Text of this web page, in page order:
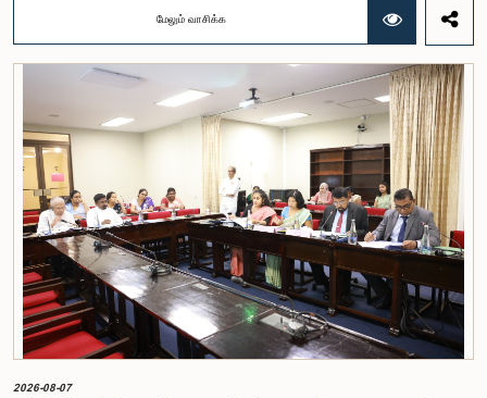
நிதி பற்றிய குழுக் கூட்டத்திலேயே இந்த அங்கீகாரம் வழங்கப்பட்டது.இலங்கை ஜனநாயக சோசலிசக்
குடியரசின் அரசியலமைப்பின் 153(2) ஆம் உறுப்புரையின் பிரகாரம், கணக்காய்வாளர் நாயகத்தின்
சம்பளம் தொடர்பான பிரேரணை குழுவின் கவனத்திற்கு கொண்டு வரப்பட்டது.இதன்போது,
கணக்காய்வாளர் நாயகத்தின் பொறுப்புகள், அரச நிதி மேற்பார்வை மற்றும் கணக்காய்வுத் துறையின்
சுயாதீனத் தன்மை உள்ளிட்ட விடயங்களை கருத்தில் கொண்டு, சம்பள மட்டம் தொடர்பாக குழுத்
தலைவர் உள்ளிட்ட உறுப்பினர்கள் தமது கருத்துகளையும் பரிந்துரைகளையும் முன்வைத்தனர்.மேலும்,
அரசியலமைப்பின் 170 ஆம் உறுப்புரையின் பிரகாரம், கணக்காய்வாளர் நாயகம் ஒரு அரசாங்க ஊழியர்
அல்ல என்பதையும், நடைமுறையில் உள்ள அரசாங்க சம்பள அளவுகோலுக்கு வெளியே இப்பதவிக்கான
சம்பளத்தை விசேடமாக பரிசீலிக்க முடியும் என்பதையும் குழு சுட்டிக்காட்டியது.முன்மொழியப்பட்ட சம்பளத்
தொகை, முன்னர் பதவி வகித்த கணக்காய்வாளர் நாயகங்களின் சம்பளங்களையும் கருத்தில் கொண்டு
நிர்ணயிக்கப்பட்டதாக அதிகாரிகள் தெரிவித்தனர். இதற்கு முன்னர், சம்பளங்கள் மற்றும் பணியாளர்
ஆணைக்குழுவே இத்தகைய சம்பளங்களை நிர்ணயித்து வந்த போதிலும், தற்போது அத்தகைய
ஆணைக்குழு இல்லையெனவும் அதிகாரிகள் குறிப்பிட்டனர்.கணக்காய்வாளர் நாயகத்திற்கான
முன்மொழியப்பட்ட சம்பள மட்டத்தை குழு அங்கீகரித்திருந்தாலும், அப்பதவிக்கு வழங்கப்பட்டுள்ள
பொறுப்புகள் மற்றும் கடமைகளின் முக்கியத்துவத்தை கருத்தில் கொண்டு, அந்தச் சம்பளம் மேலும்
உயர்ந்த மட்டத்தில் இருக்க வேண்டும் என்ற கருத்தை குழுத் தலைவர் உள்ளிட்ட உறுப்பினர்கள்
முன்வைத்தனர்.அதன்படி, எதிர்காலத்தில் இச்சம்பள மட்டம் தொடர்பாக மேலும் கவனம் செலுத்தி
தேவையான தீர்மானங்கள் எடுக்கப்பட வேண்டியதன் அவசியம் குழுவில் வலியுறுத்தப்பட்டது. மேலும்,
நிரந்தரமானதும் சுயாதீனமானதுமான சம்பள மற்றும் பணியாளர் ஆணைக்குழுவை நிறுவுவதற்கான
யோசனையையும் குழுத் தலைவர் முன்வைத்தார்.
மேலும் வாசிக்க
2026-08-07